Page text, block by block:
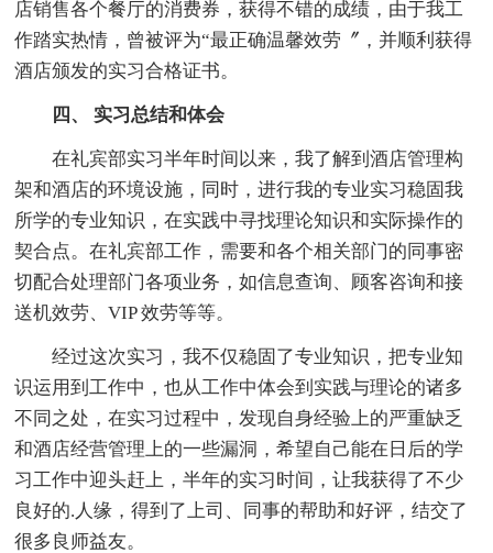
店销售各个餐厅的消费券，获得不错的成绩，由于我工
作踏实热情，曾被评为“最正确温馨效劳〞，并顺利获得
酒店颁发的实习合格证书。
四、 实习总结和体会
在礼宾部实习半年时间以来，我了解到酒店管理构
架和酒店的环境设施，同时，进行我的专业实习稳固我
所学的专业知识，在实践中寻找理论知识和实际操作的
契合点。在礼宾部工作，需要和各个相关部门的同事密
切配合处理部门各项业务，如信息查询、顾客咨询和接
送机效劳、VIP 效劳等等。
经过这次实习，我不仅稳固了专业知识，把专业知
识运用到工作中，也从工作中体会到实践与理论的诸多
不同之处，在实习过程中，发现自身经验上的严重缺乏
和酒店经营管理上的一些漏洞，希望自己能在日后的学
习工作中迎头赶上，半年的实习时间，让我获得了不少
良好的.人缘，得到了上司、同事的帮助和好评，结交了
很多良师益友。